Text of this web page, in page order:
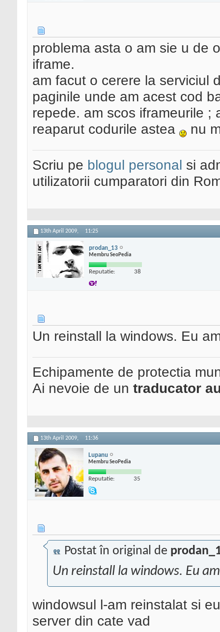
problema asta o am sie u de
iframe.
am facut o cerere la serviciul
paginile unde am acest cod
repede. am scos iframeurile ;
reaparut codurile astea
nu
Scriu pe blogul personal si
utilizatorii cumparatori din
13th April 2009, 11:25
prodan_13
Membru SeoPedia
Reputatie: 38
Un reinstall la windows. Eu
Echipamente de protectia
Ai nevoie de un traducator
13th April 2009, 11:36
Lupanu
Membru SeoPedia
Reputatie: 35
Postat în original de
Un reinstall la windows. Eu
windowsul l-am reinstalat si
server din cate vad